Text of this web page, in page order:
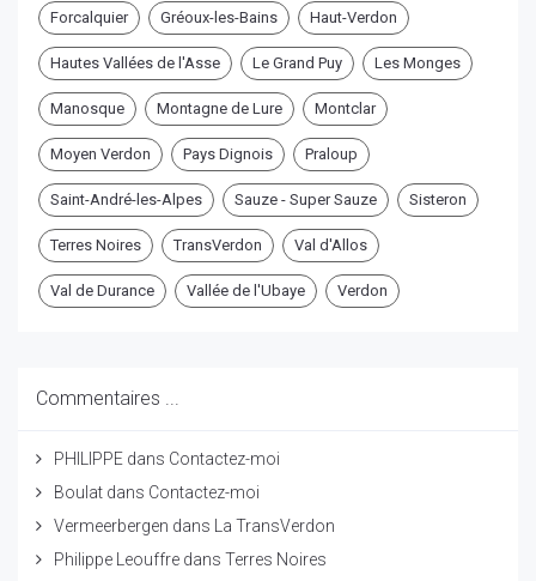
Forcalquier Gréoux-les-Bains Haut-Verdon
Hautes Vallées de l'Asse Le Grand Puy Les Monges
Manosque Montagne de Lure Montclar
Moyen Verdon Pays Dignois Praloup
Saint-André-les-Alpes Sauze - Super Sauze Sisteron
Terres Noires TransVerdon Val d'Allos
Val de Durance Vallée de l'Ubaye Verdon
Commentaires ...
PHILIPPE dans Contactez-moi
Boulat dans Contactez-moi
Vermeerbergen dans
La TransVerdon
Philippe Leouffre dans Terres Noires